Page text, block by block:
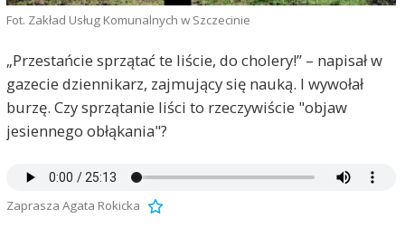
Fot. Zakład Usług Komunalnych w Szczecinie
„Przestańcie sprzątać te liście, do cholery!” – napisał w
gazecie dziennikarz, zajmujący się nauką. I wywołał
burzę. Czy sprzątanie liści to rzeczywiście "objaw
jesiennego obłąkania"?
Zaprasza Agata Rokicka